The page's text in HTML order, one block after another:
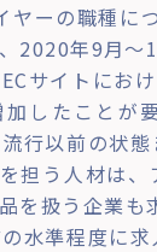
ヤーの職種に
2020年9月
サイトにお
したことが
行以前の状
担う人材は
を扱う企業
水準程度に